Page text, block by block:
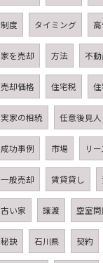
制度 タイミング 高
家を売却 方法 不
売却価格 住宅税
実家の相続 任意後見人
成功事例 市場 リ
一般売却 賃貸貸し
古い家 譲渡 空室問
秘訣 石川県 契約